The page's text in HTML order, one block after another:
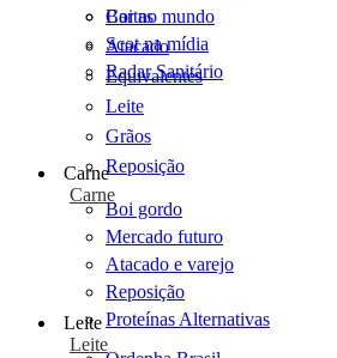
Cartas
Scot na mídia
Radar Sanitário
Boi no mundo
Atacado
Equivalentes
Leite
Grãos
Reposição
Carne
Carne
Boi gordo
Mercado futuro
Atacado e varejo
Reposição
Proteínas Alternativas
Leite
Leite